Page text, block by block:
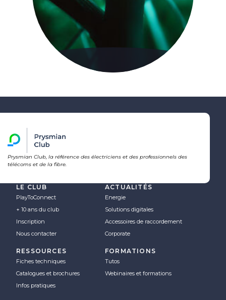
Prysmian Club, la référence des électriciens et des professionnels des
télécoms et de la fibre.
LE CLUB
PlayToConnect
+ 10 ans du club
Inscription
Nous contacter
ACTUALITÉS
Energie
Solutions digitales
Accessoires de raccordement
Corporate
RESSOURCES
Fiches techniques
Catalogues et brochures
Infos pratiques
FORMATIONS
Tutos
Webinaires et formations